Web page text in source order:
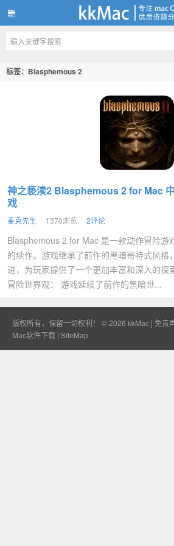
kkMac
标签：Blasphemous 2
神之亵渎2 Blasphemous 2 for Mac
戏
麦克先生 1370浏览 2评论
Blasphemous 2 for Mac 是一款动作冒险游
的续作。游戏继承了前作的黑暗哥特式风格
进，为玩家提供了一个更加丰富和深入的探
冒险世界观： 游戏延续了前作的黑暗世...
版权所有，保留一切权利！ © 2026 kkMac | 免责
Mac软件下载 | SiteMap